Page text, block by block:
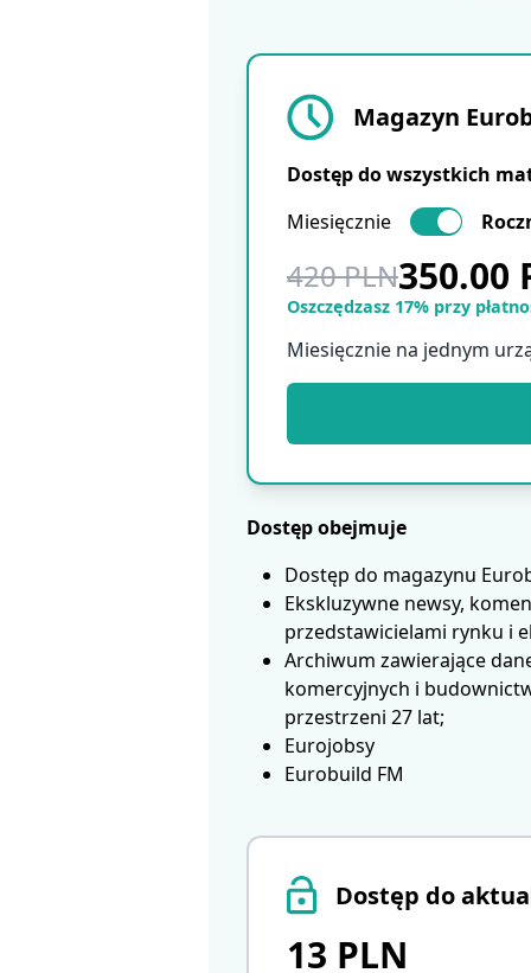
Dostęp do
13 PLN
Magazyn
Dostęp do wszystkich
Miesięcznie
420 PLN350.00
Oszczędzasz 17% przy
Miesięcznie na jednym
Dostęp obejmuje
Dostęp do magazynu
Ekskluzywne newsy,
przedstawicielami rynku i
Archiwum zawierające
komercyjnych i
przestrzeni 27 lat;
Eurojobsy
Eurobuild FM